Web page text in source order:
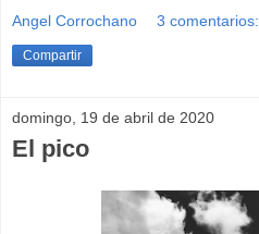
Angel Corrochano 3 comentarios:
Compartir
domingo, 19 de abril de 2020
El pico